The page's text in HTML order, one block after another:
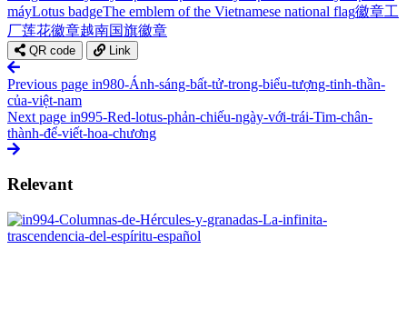
máyLotus badgeThe emblem of the Vietnamese national flag徽章工
厂莲花徽章越南国旗徽章
QR code Link
Previous page in980-Ánh-sáng-bất-tử-trong-biểu-tượng-tinh-thần-
của-việt-nam
Next page in995-Red-lotus-phản-chiếu-ngày-với-trái-Tim-chân-
thành-để-viết-hoa-chương
Relevant